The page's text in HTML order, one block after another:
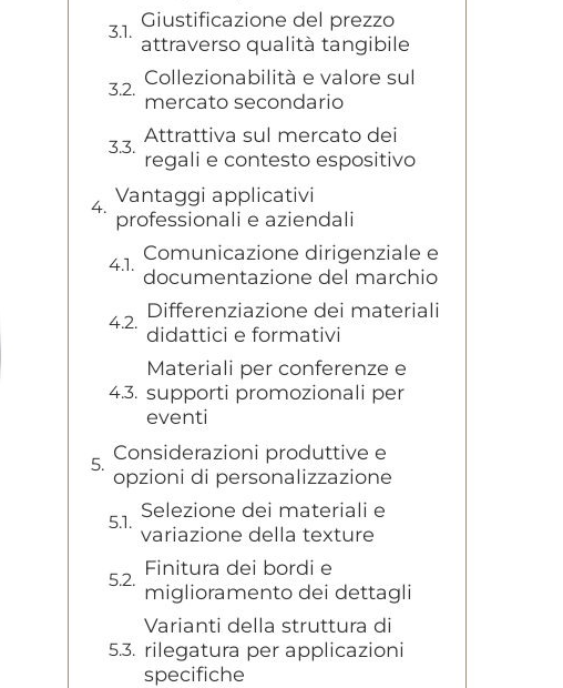
Giustificazione del prezzo
attraverso qualità tangibile
Collezionabilità e valore sul
mercato secondario
Attrattiva sul mercato dei
regali e contesto espositivo
Vantaggi applicativi
professionali e aziendali
Comunicazione dirigenziale e
documentazione del marchio
Differenziazione dei materiali
didattici e formativi
Materiali per conferenze e
supporti promozionali per
eventi
Considerazioni produttive e
opzioni di personalizzazione
Selezione dei materiali e
variazione della texture
Finitura dei bordi e
miglioramento dei dettagli
Varianti della struttura di
rilegatura per applicazioni
specifiche